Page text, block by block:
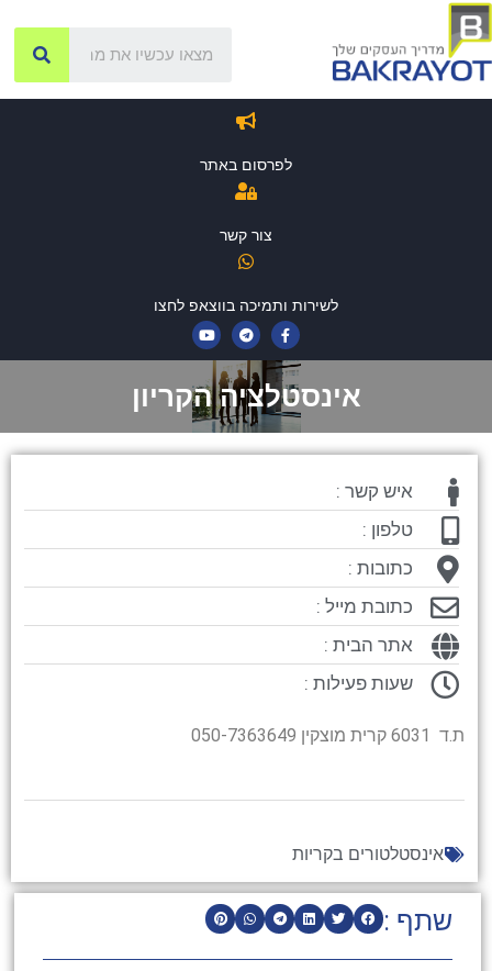
לפרסום באתר
צור קשר
לשירות ותמיכה בווצאפ לחצו
אינסטלציה הקריון
שתף :
איש קשר :
טלפון :
כתובות :
כתובת מייל :
אתר הבית :
שעות פעילות :
ת.ד 6031 קרית מוצקין 050-7363649
אינסטלטורים בקריות